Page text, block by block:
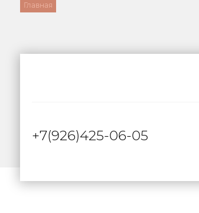
Главная
+7(926)425-06-05